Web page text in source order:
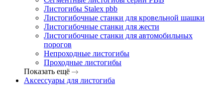
Листогибы Stalex pbb
Листогибочные станки для кровельной шашки
Листогибочные станки для жести
Листогибочные станки для автомобильных
порогов
Непроходные листогибы
Проходные листогибы
Показать ещё
Аксессуары для листогиба